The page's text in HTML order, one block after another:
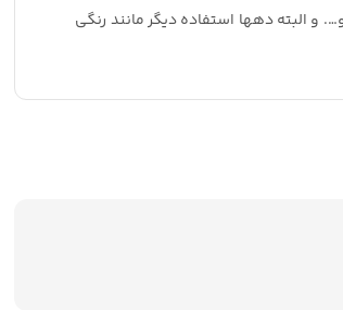
و…. و البته دهها استفاده دیگر مانند رنگی